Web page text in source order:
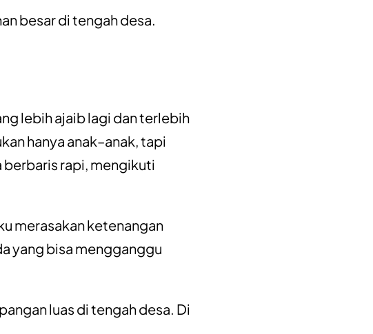
besar di tengah desa.
lebih ajaib lagi dan terlebih
hanya anak–anak, tapi
rapi, mengikuti
merasakan ketenangan
yang bisa mengganggu
luas di tengah desa. Di